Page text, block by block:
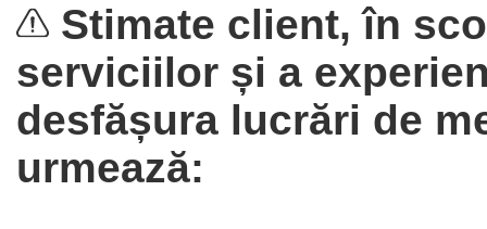
Stimate client, în
serviciilor și a
desfășura lucrări de
urmează: